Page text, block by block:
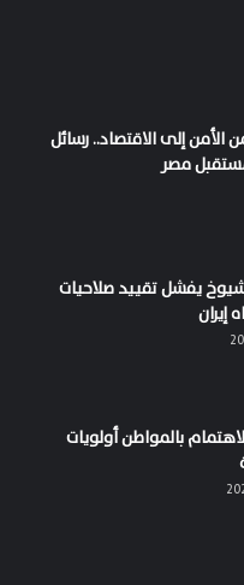
الأمن إلى الاقتصاد.. رسائل
مصر
يفشل تقييد صلاحيات
إيران
بالمواطن أولويات